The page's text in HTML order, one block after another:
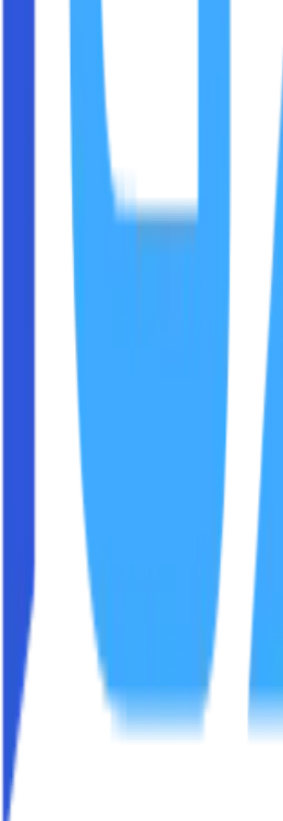
jauh dari router, kekuatan
Tidak Kompatibel
mungkin tidak mendukung
Berlebih
yang terhubung ke jaringan Wi-
seperti microwave atau telepon
pada perangkat dapat
Salah
tidak optimal, seperti DNS yang
praktis yang dapat Anda
adalah yang terbaik.